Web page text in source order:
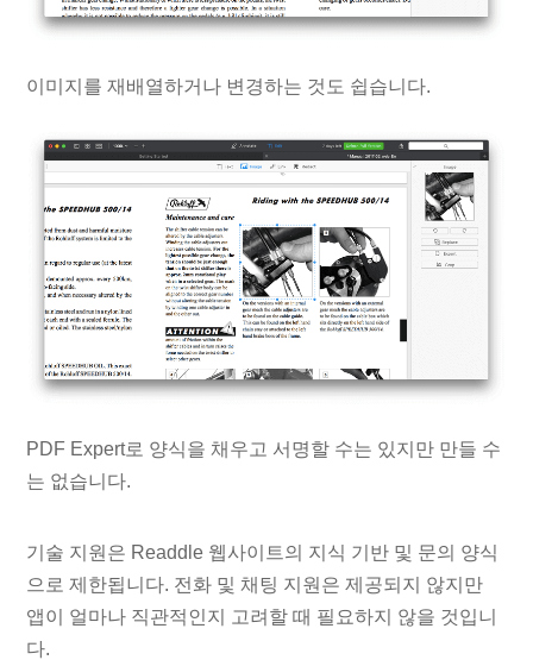
이미지를 재배열하거나 변경하는 것도 쉽습니다.
PDF Expert로 양식을 채우고 서명할 수는 있지만 만들 수
는 없습니다.
기술 지원은 Readdle 웹사이트의 지식 기반 및 문의 양식
으로 제한됩니다. 전화 및 채팅 지원은 제공되지 않지만
앱이 얼마나 직관적인지 고려할 때 필요하지 않을 것입니
다.